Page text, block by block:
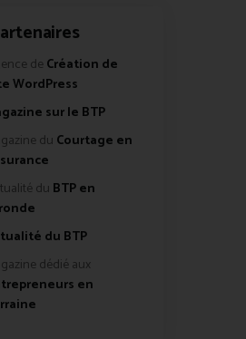
de Création de
WordPress
sur le BTP
du Courtage en
du BTP en
du BTP
dédié aux
en